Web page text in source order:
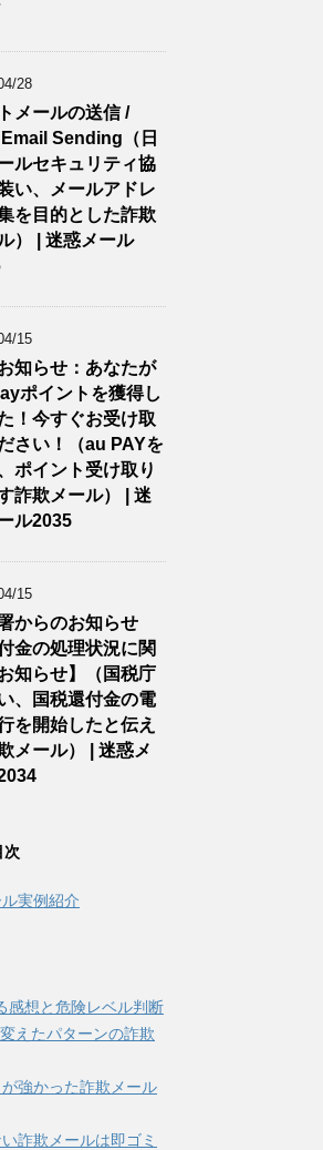
28
メールの送信 /
Sending（日
ルセキュリティ協
い、メールアドレ
を目的とした詐欺
） | 迷惑メール
15
知らせ：あなたが
ポイントを獲得し
！今すぐお受け取
さい！（au PAYを
ポイント受け取り
詐欺メール） | 迷
ル2035
15
からのお知らせ
付金の処理状況に関
知らせ】（国税庁
、国税還付金の電
を開始したと伝え
メール） | 迷惑メ
次
実例紹介
感想と危険レベル判断
えたパターンの詐欺
強かった詐欺メール
詐欺メールは即ゴミ